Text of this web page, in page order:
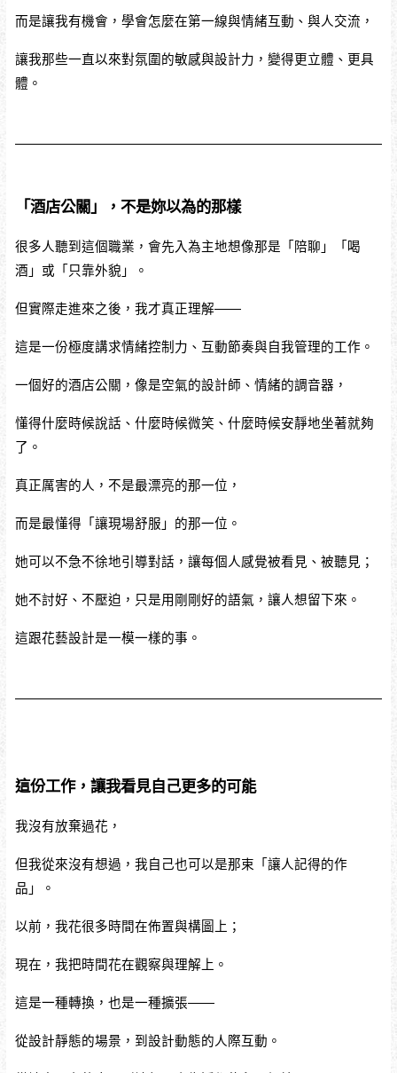
而是讓我有機會，學會怎麼在第一線與情緒互動、與人交流，
讓我那些一直以來對氛圍的敏感與設計力，變得更立體、更具
體。
「酒店公關」，不是妳以為的那樣
很多人聽到這個職業，會先入為主地想像那是「陪聊」「喝
酒」或「只靠外貌」。
但實際走進來之後，我才真正理解——
這是一份極度講求情緒控制力、互動節奏與自我管理的工作。
一個好的酒店公關，像是空氣的設計師、情緒的調音器，
懂得什麼時候說話、什麼時候微笑、什麼時候安靜地坐著就夠
了。
真正厲害的人，不是最漂亮的那一位，
而是最懂得「讓現場舒服」的那一位。
她可以不急不徐地引導對話，讓每個人感覺被看見、被聽見；
她不討好、不壓迫，只是用剛剛好的語氣，讓人想留下來。
這跟花藝設計是一模一樣的事。
這份工作，讓我看見自己更多的可能
我沒有放棄過花，
但我從來沒有想過，我自己也可以是那束「讓人記得的作
品」。
以前，我花很多時間在佈置與構圖上；
現在，我把時間花在觀察與理解上。
這是一種轉換，也是一種擴張——
從設計靜態的場景，到設計動態的人際互動。